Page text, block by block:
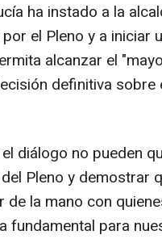
ha instado a la
el Pleno y a iniciar
alcanzar el
definitiva
diálogo no pueden
Pleno y demostrar
la mano con
fundamental para